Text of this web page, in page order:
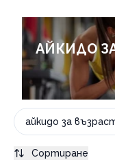
АЙКИДО
айкидо за
Сортиране